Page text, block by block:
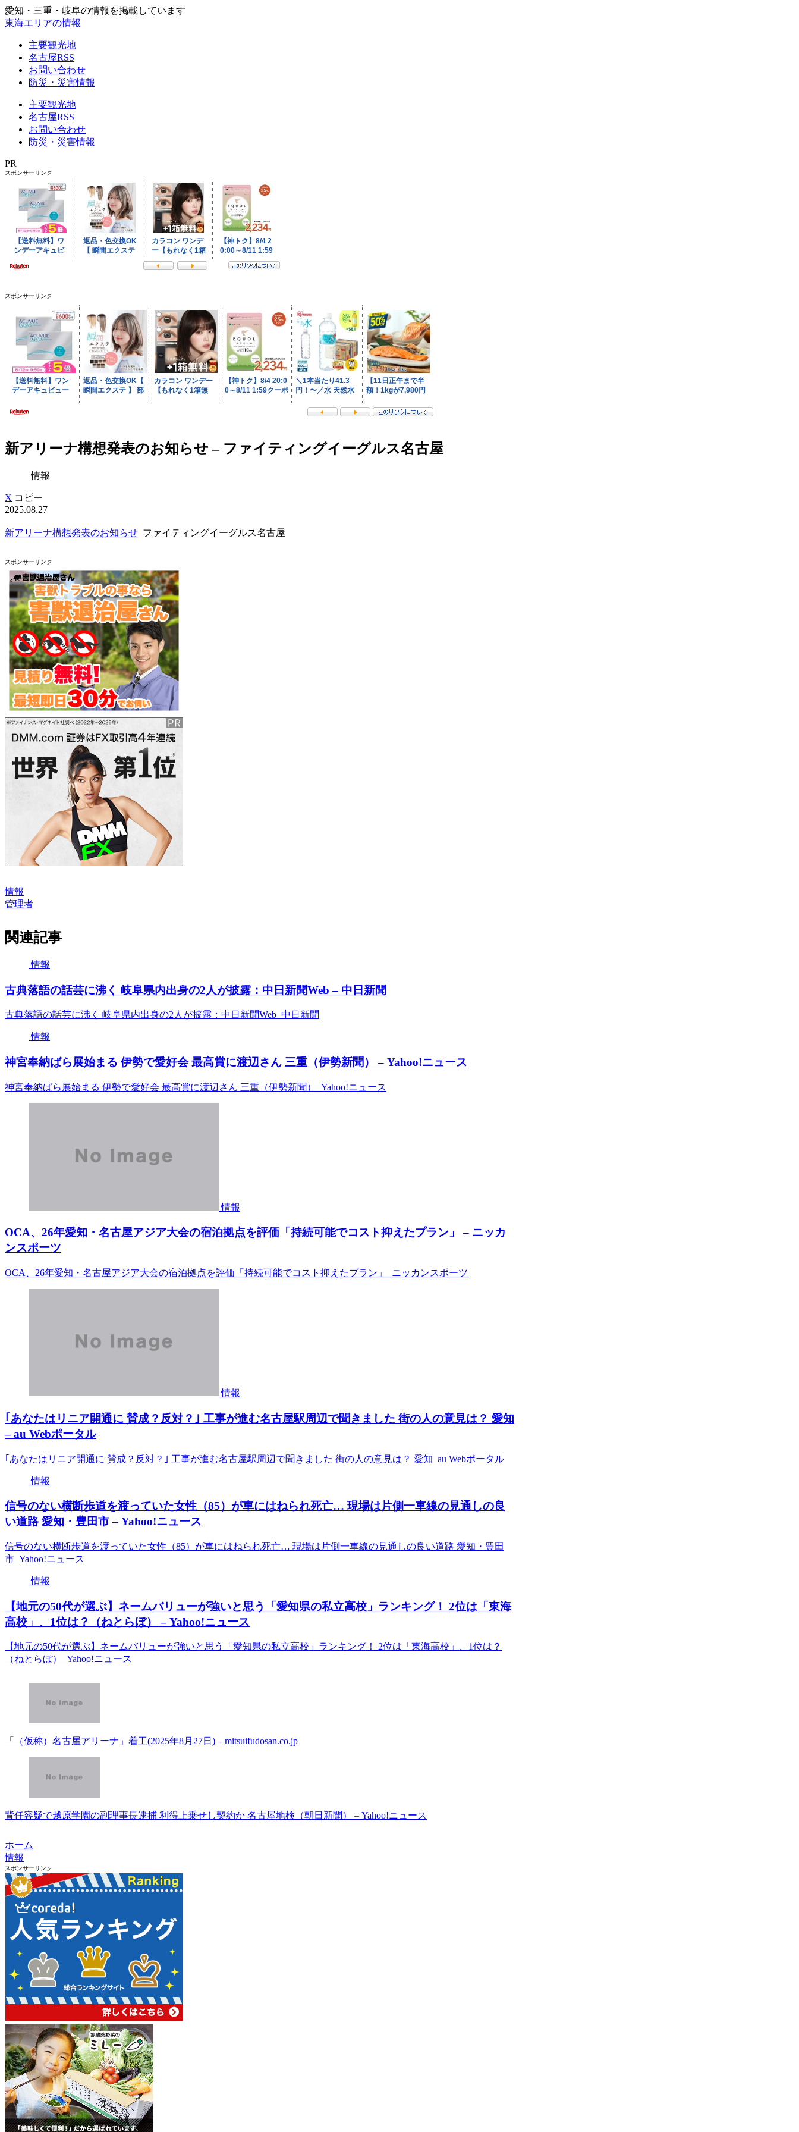
愛知・三重・岐阜の情報を掲載しています
東海エリアの情報
主要観光地
名古屋RSS
お問い合わせ
防災・災害情報
主要観光地
名古屋RSS
お問い合わせ
防災・災害情報
PR
スポンサーリンク
スポンサーリンク
新アリーナ構想発表のお知らせ – ファイティングイーグルス名古屋
情報
X コピー
2025.08.27
新アリーナ構想発表のお知らせ ファイティングイーグルス名古屋
スポンサーリンク
情報
管理者
関連記事
情報
古典落語の話芸に沸く 岐阜県内出身の2人が披露：中日新聞Web – 中日新聞
古典落語の話芸に沸く 岐阜県内出身の2人が披露：中日新聞Web 中日新聞
情報
神宮奉納ばら展始まる 伊勢で愛好会 最高賞に渡辺さん 三重（伊勢新聞） – Yahoo!ニュース
神宮奉納ばら展始まる 伊勢で愛好会 最高賞に渡辺さん 三重（伊勢新聞） Yahoo!ニュース
情報
OCA、26年愛知・名古屋アジア大会の宿泊拠点を評価「持続可能でコスト抑えたプラン」 – ニッカ
ンスポーツ
OCA、26年愛知・名古屋アジア大会の宿泊拠点を評価「持続可能でコスト抑えたプラン」 ニッカンスポーツ
情報
｢あなたはリニア開通に 賛成？反対？｣ 工事が進む名古屋駅周辺で聞きました 街の人の意見は？ 愛知
– au Webポータル
｢あなたはリニア開通に 賛成？反対？｣ 工事が進む名古屋駅周辺で聞きました 街の人の意見は？ 愛知 au Webポータル
情報
信号のない横断歩道を渡っていた女性（85）が車にはねられ死亡… 現場は片側一車線の見通しの良
い道路 愛知・豊田市 – Yahoo!ニュース
信号のない横断歩道を渡っていた女性（85）が車にはねられ死亡… 現場は片側一車線の見通しの良い道路 愛知・豊田
市 Yahoo!ニュース
情報
【地元の50代が選ぶ】ネームバリューが強いと思う「愛知県の私立高校」ランキング！ 2位は「東海
高校」、1位は？（ねとらぼ） – Yahoo!ニュース
【地元の50代が選ぶ】ネームバリューが強いと思う「愛知県の私立高校」ランキング！ 2位は「東海高校」、1位は？
（ねとらぼ） Yahoo!ニュース
「（仮称）名古屋アリーナ」着工(2025年8月27日) – mitsuifudosan.co.jp
背任容疑で越原学園の副理事長逮捕 利得上乗せし契約か 名古屋地検（朝日新聞） – Yahoo!ニュース
ホーム
情報
スポンサーリンク